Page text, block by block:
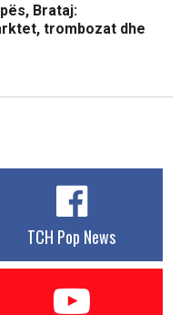
Brataj:
trombozat dhe
TCH Pop News